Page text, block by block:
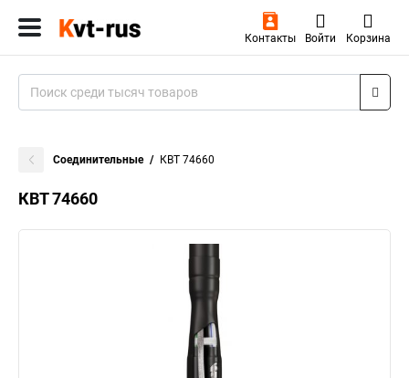
Контакты Войти Корзина
Соединительные КВТ 74660
КВТ 74660